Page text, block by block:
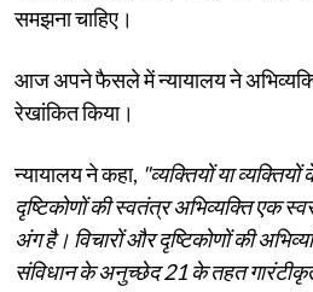
समझना चाहिए।
आज अपने फैसले में न्यायालय ने
रेखांकित किया।
न्यायालय ने कहा, "व्यक्तियों या व्यक्तियों
दृष्टिकोणों की स्वतंत्र अभिव्यक्ति एक
अंग है। विचारों और दृष्टिकोणों की
संविधान के अनुच्छेद 21 के तहत